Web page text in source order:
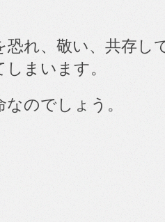
恐れ、敬い、共存し
まいます。
のでしょう。